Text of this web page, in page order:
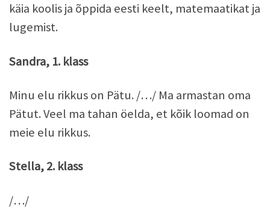
käia koolis ja õppida eesti keelt, matemaatikat ja
lugemist.
Sandra, 1. klass
Minu elu rikkus on Pätu. /…/ Ma armastan oma
Pätut. Veel ma tahan öelda, et kõik loomad on
meie elu rikkus.
Stella, 2. klass
/…/